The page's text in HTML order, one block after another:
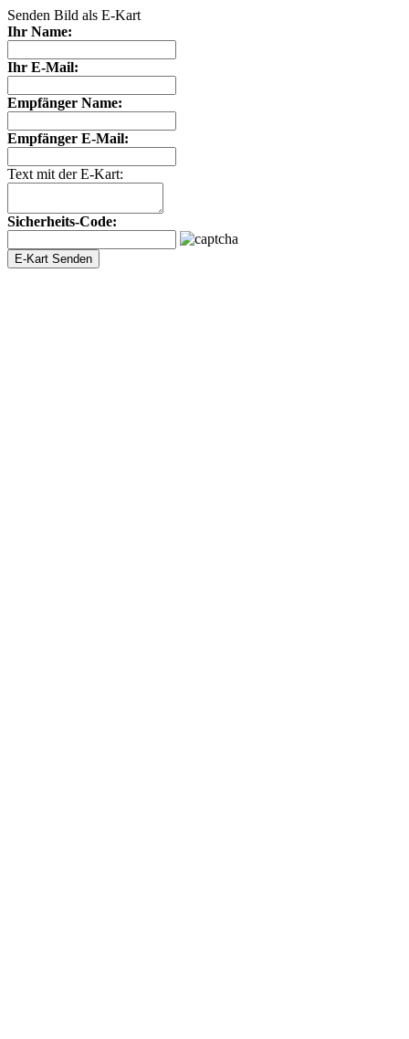
Senden Bild als E-Kart
Ihr Name:
Ihr E-Mail:
Empfänger Name:
Empfänger E-Mail:
Text mit der E-Kart:
Sicherheits-Code: